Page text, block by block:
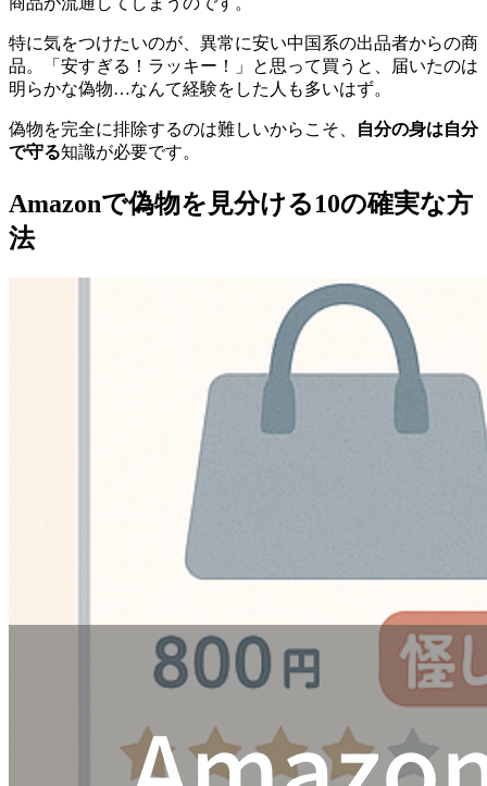
特に気をつけたいのが、異常に安い中国系の出品者からの商
品。「安すぎる！ラッキー！」と思って買うと、届いたのは
明らかな偽物…なんて経験をした人も多いはず。
偽物を完全に排除するのは難しいからこそ、
自分の身は自分
で守る知識が必要です。
Amazonで偽物を見分ける10の確実な方
法